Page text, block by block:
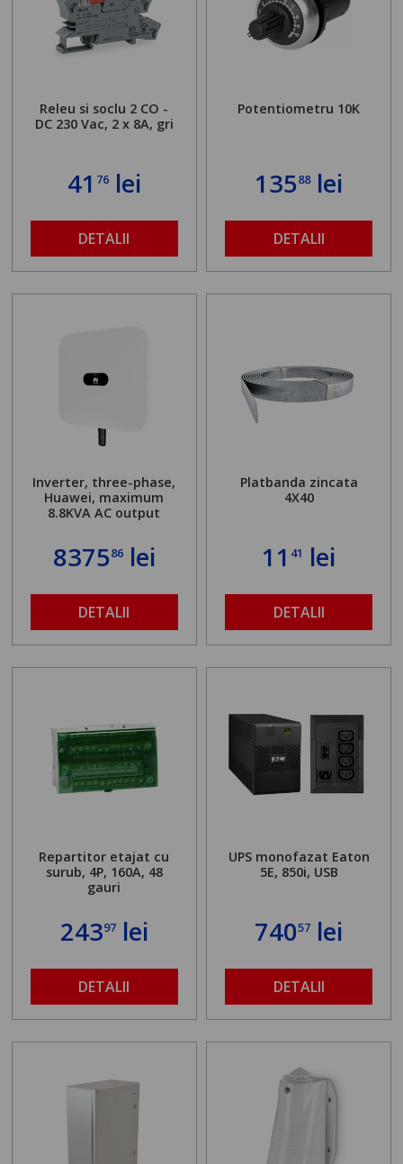
Releu si soclu 2 CO -
DC 230 Vac, 2 x 8A, gri
41 76lei
DETALII
Potentiometru 10K
13588lei
DETALII
Inverter, three-phase,
Huawei, maximum
8.8KVA AC output
837586lei
DETALII
Platbanda zincata
4X40
11 41 lei
DETALII
Repartitor etajat cu
surub, 4P, 160A, 48
gauri
24397lei
DETALII
UPS monofazat Eaton
5E, 850i, USB
74057 lei
DETALII